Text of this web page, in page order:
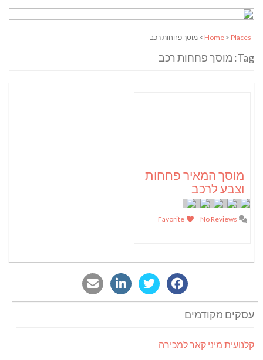
Home > Places > מוסך פחחות רכב
Tag: מוסך פחחות רכב
מוסך המאיר פחחות
וצבע לרכב
עסקים מקודמים
קלנועית מיני קאר למכירה